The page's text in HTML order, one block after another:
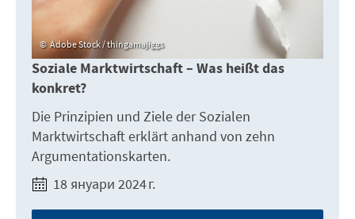
Adobe Stock / thingamajiggs
Soziale Marktwirtschaft – Was heißt das
konkret?
Die Prinzipien und Ziele der Sozialen
Marktwirtschaft erklärt anhand von zehn
Argumentationskarten.
18 януари 2024 г.